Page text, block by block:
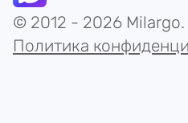
© 2012 - 2026
Политика